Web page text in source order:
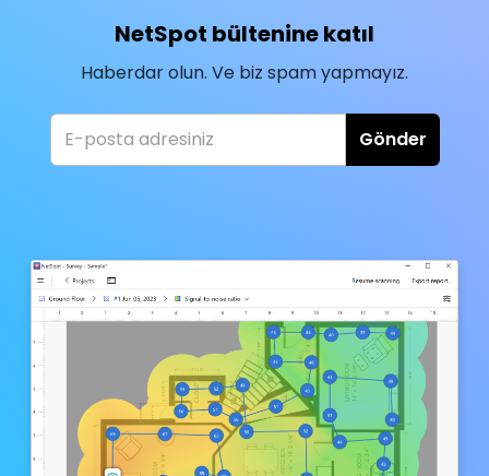
NetSpot bültenine katıl
Haberdar olun. Ve biz spam yapmayız.
Gönder